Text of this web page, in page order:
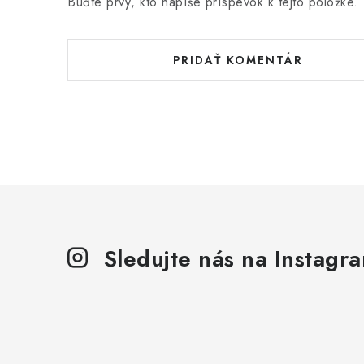
PRIDAŤ KOMENTÁR
Sledujte nás na